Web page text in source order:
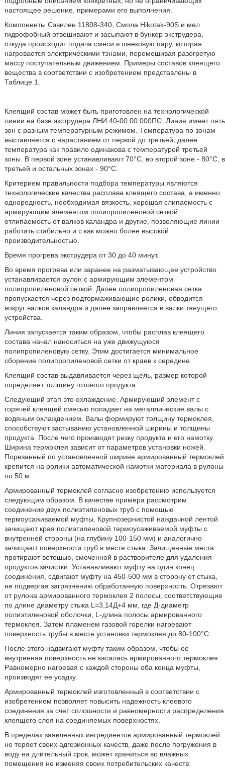
настоящее решение, примерами его выполнения.
Компоненты Сэвилен 11808-340, Смола Hikotak-90S и мел
гидрофобный отвешивают и засыпают в бункер экструдера,
откуда происходит подача смеси в шнековую пару, которая
нагревается электрическими тэнами, перемешивая разогретую
массу поступательным движением. Примеры составов клеящего
вещества в соответствии с изобретением представлены в
Таблице 1.
Клеящий состав может быть приготовлен на технологической
линии на базе экструдера ЛНИ 40-00.00 000ПС. Линия имеет пять
зон с разным температурным режимом. Температура по зонам
выставляется с нарастанием от первой до третьей, далее
температура как правило одинакова с температурой третьей
зоны. В первой зоне устанавливают 70°С, во второй зоне - 80°С, в
третьей и остальных зонах - 90°С.
Критерием правильности подбора температуры являются
технологические качества расплава клеящего состава, а именно
однородность, необходимая вязкость, хорошая слипаемость с
армирующим элементом полипропиленовой сеткой,
отлипаемость от валков каландра и другие, позволяющие линии
работать стабильно и с как можно более высокой
производительностью.
Время прогрева экструдера от 30 до 40 минут.
Во время прогрева или заранее на разматывающее устройство
устанавливается рулон с армирующим элементом
полипропиленовой сеткой. Далее полипропиленовая сетка
пропускается через подтормаживающие ролики, обводится
вокруг валков каландра и далее заправляется в валки тянущего
устройства.
Линия запускается таким образом, чтобы расплав клеящего
состава начал наноситься на уже движущуюся
полипропиленовую сетку. Этим достигается минимальное
сборение полипропиленовой сетки от краев к середине.
Клеящий состав выдавливается через щель, размер которой
определяет толщину готового продукта.
Следующий этап это охлаждение. Армирующий элемент с
горячей клеящей смесью попадает на металлические валы с
водяным охлаждением. Валы формируют толщину термоклея,
способствуют застыванию установленной ширины и толщины
продукта. После чего производят резку продукта и его намотку.
Ширина термоклея зависит от параметров установки ножей.
Порезанный по установленной ширине армированный термоклей
крепится на ролики автоматической намотки материала в рулоны
по 50 м.
Армированный термоклей согласно изобретению используется
следующим образом. В качестве примера рассмотрим
соединение двух полиэтиленовых труб с помощью
термоусаживаемой муфты. Крупнозернистой наждачной лентой
зачищают края полиэтиленовой термоусаживаемой муфты с
внутренней стороны (на глубину 100-150 мм) и аналогично
зачищают поверхности труб в месте стыка. Зачищенные места
протирают ветошью, смоченной в растворителе для удаления
продуктов зачистки. Устанавливают муфту на один конец
соединения, сдвигают муфту на 450-500 мм в сторону от стыка,
не подвергая загрязнению обработанную поверхность. Отрезают
от рулона армированного термоклея 2 полосы, соответствующие
по длине диаметру стыка L=3,14Д+4 мм, где Д-диаметр
полиэтиленовой оболочки, L-длина полосы армированного
термоклея. Затем пламенем газовой горелки нагревают
поверхность трубы в месте установки термоклея до 80-100°С.
После этого надвигают муфту таким образом, чтобы ее
внутренняя поверхность не касалась армированного термоклея.
Равномерно нагревая с каждой стороны оба конца муфты,
производят ее усадку.
Армированный термоклей изготовленный в соответствии с
изобретением позволяет повысить надежность клеевого
соединения за счет сплошности и равномерности распределения
клеящего слоя на соединяемых поверхностях.
В пределах заявленных ингредиентов армированный термоклей
не теряет своих адгезионных качеств, даже после погружения в
воду на длительный срок, может храниться во влажных
помещения не изменяя своих потребительских качеств: